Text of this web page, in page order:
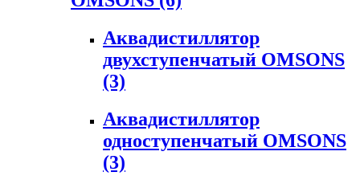
Аквадистиллятор
двухступенчатый OMSONS
(3)
Аквадистиллятор
одноступенчатый OMSONS
(3)